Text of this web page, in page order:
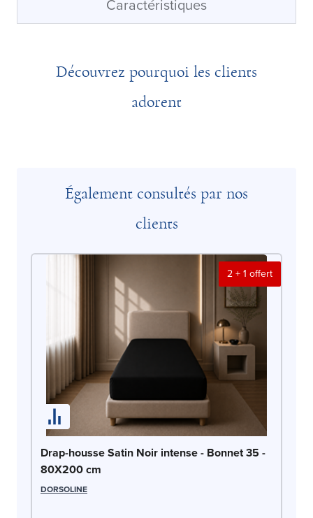
Caractéristiques
Découvrez pourquoi les clients
adorent
Également consultés par nos
clients
2 + 1 offert
Drap-housse Satin Noir intense - Bonnet 35 -
80X200 cm
DORSOLINE